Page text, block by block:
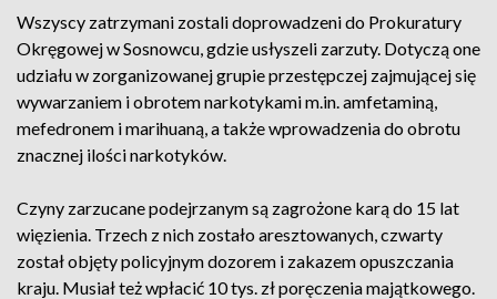
Wszyscy zatrzymani zostali doprowadzeni do Prokuratury
Okręgowej w Sosnowcu, gdzie usłyszeli zarzuty. Dotyczą one
udziału w zorganizowanej grupie przestępczej zajmującej się
wywarzaniem i obrotem narkotykami m.in. amfetaminą,
mefedronem i marihuaną, a także wprowadzenia do obrotu
znacznej ilości narkotyków.
Czyny zarzucane podejrzanym są zagrożone karą do 15 lat
więzienia. Trzech z nich zostało aresztowanych, czwarty
został objęty policyjnym dozorem i zakazem opuszczania
kraju. Musiał też wpłacić 10 tys. zł poręczenia majątkowego.